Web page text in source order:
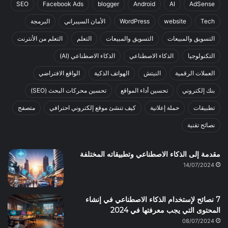
AdSense
AI
Android
blogger
Facebook Ads
SEO
Tech
website
WordPress الأمان السيبراني البرمجة
التسويق والمبيعات التسويق والمبيعات التعلم التعلم من الأنترنت
التكنولوجيا الذكاء الاصطناعي الذكاء الاصطناعي (AI)
العملات الرقمية النيتش الهواتف الذكية الواقع الافتراضي
بنك إلكتروني تحسين أداء المواقع تحسين محركات البحث (SEO)
تطبيقات حملة إعلانية كيف تنشئ موقع إلكتروني احترافي متصفح
نصائح تقنية
مقدمة إلى الذكاء الاصطناعي وتطبيقاته المختلفة
14/07/2024
7 نصائح لإستخدام الذكاء الاصطناعي في إنشاء
المحتوى التي يجب معرفتها في 2024
08/07/2024